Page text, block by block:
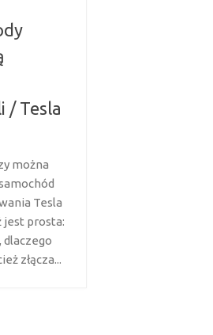
/ Tesla
można
Tesla
jest prosta:
dlaczego
złącza...